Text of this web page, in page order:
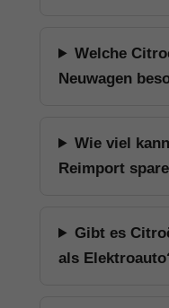
Welche
Neuwagen
Wie viel
Reimport
Gibt es
als